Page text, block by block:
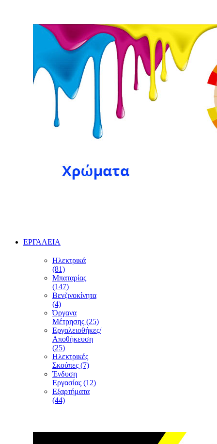
ΕΡΓΑΛΕΙΑ
Ηλεκτρικά
(81)
Μπαταρίας
(147)
Βενζινοκίνητα
(4)
Όργανα
Μέτρησης (25)
Εργαλειοθήκες/
Αποθήκευση
(25)
Ηλεκτρικές
Σκούπες (7)
Ένδυση
Εργασίας (12)
Εξαρτήματα
(44)